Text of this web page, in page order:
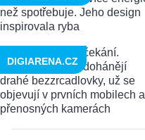
DIGIARENA.CZ